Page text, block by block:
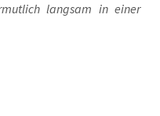
lang­sam in einer